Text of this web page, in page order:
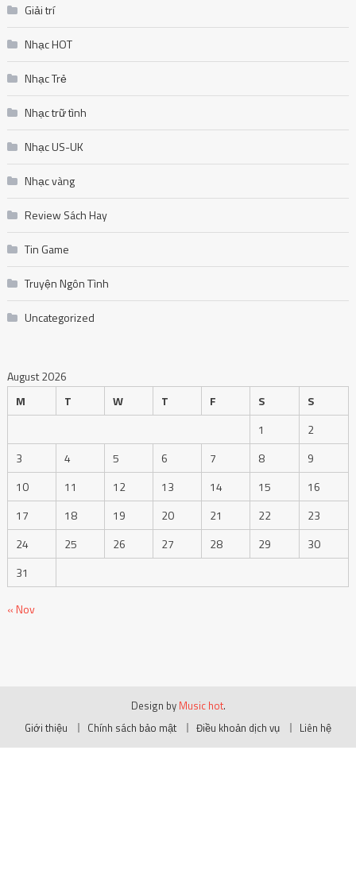
Giải trí
Nhạc HOT
Nhạc Trẻ
Nhạc trữ tình
Nhạc US-UK
Nhạc vàng
Review Sách Hay
Tin Game
Truyện Ngôn Tình
Uncategorized
August 2026
M
T W T F S
S
1
2
3
4 5 6 7 8
9
10
11 12 13 14 15
16
17
18 19 20 21 22
23
24
25 26 27 28 29
30
31
« Nov
Design by Music hot.
Giới thiệu
Chính sách bảo mật Điều khoản dịch vụ Liên hệ